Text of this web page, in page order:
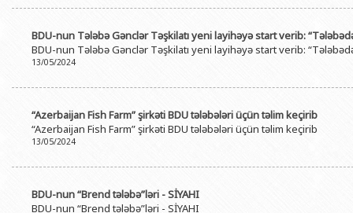
BDU-nun Tələbə Gənclər Təşkilatı yeni layihəyə start verib:
BDU-nun Tələbə Gənclər Təşkilatı yeni layihəyə start verib:
13/05/2024
“Azerbaijan Fish Farm” şirkəti BDU tələbələri üçün təlim keçirib
“Azerbaijan Fish Farm” şirkəti BDU tələbələri üçün təlim keçirib
13/05/2024
BDU-nun “Brend tələbə”ləri - SİYAHI
BDU-nun “Brend tələbə”ləri - SİYAHI